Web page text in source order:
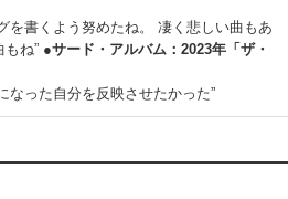
を書くよう努めたね。 凄く悲しい曲もあ
ね” ●サード・アルバム：2023年「ザ・
なった自分を反映させたかった”